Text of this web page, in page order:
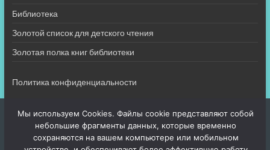
Библиотека
Золотой список для детского чтения
Золотая полка книг библиотеки
Политика конфиденциальности
Мы используем Cookies. Файлы cookie представляют собой
небольшие фрагменты данных, которые временно
сохраняются на вашем компьютере или мобильном